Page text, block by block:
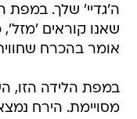
ה'גדיי' שלך. במפת
שאנו קוראים
אומר בהכרח
במפת הלידה הזו,
מסויימת. הירח